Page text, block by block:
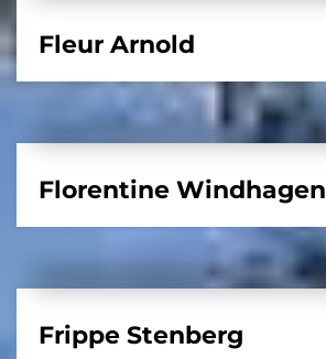
Fleur Arnold
Florentine Windhagen
Frippe Stenberg